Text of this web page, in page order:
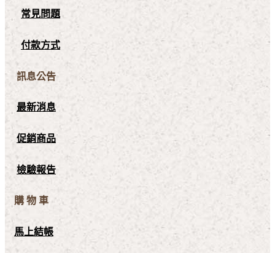
常見問題
付款方式
訊息公告
最新消息
促銷商品
檢驗報告
購 物 車
馬上結帳